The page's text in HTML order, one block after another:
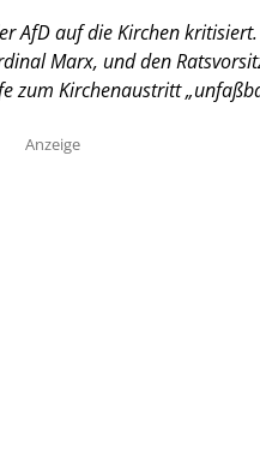
AfD auf die Kirchen
Marx, und den
zum Kirchenaustritt
Anzeige